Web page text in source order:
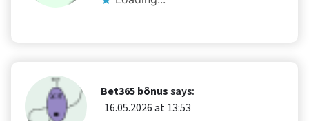
Bet365 bônus says:
16.05.2026 at 13:53